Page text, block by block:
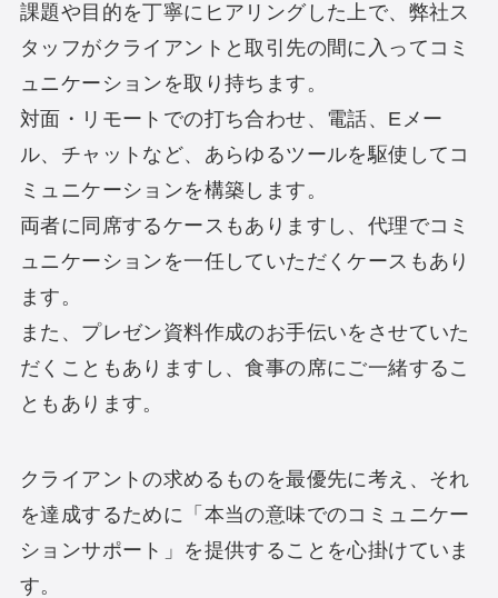
課題や目的を丁寧にヒアリングした上で、弊社ス
タッフがクライアントと取引先の間に入ってコミ
ュニケーションを取り持ちます。
対面・リモートでの打ち合わせ、電話、Eメー
ル、チャットなど、あらゆるツールを駆使してコ
ミュニケーションを構築します。
両者に同席するケースもありますし、代理でコミ
ュニケーションを一任していただくケースもあり
ます。
また、プレゼン資料作成のお手伝いをさせていた
だくこともありますし、食事の席にご一緒するこ
ともあります。
クライアントの求めるものを最優先に考え、それ
を達成するために「本当の意味でのコミュニケー
ションサポート」を提供することを心掛けていま
す。